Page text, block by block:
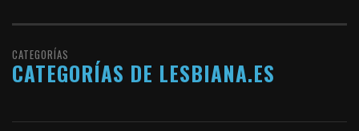
CATEGORÍAS
CATEGORÍAS DE LESBIANA.ES